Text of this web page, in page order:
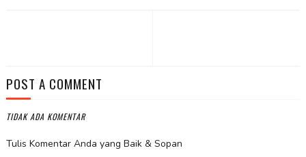
POST A COMMENT
TIDAK ADA KOMENTAR
Tulis Komentar Anda yang Baik & Sopan